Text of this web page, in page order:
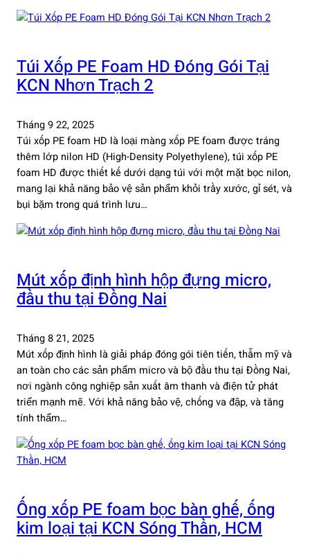
Túi Xốp PE Foam HD Đóng Gói Tại
KCN Nhơn Trạch 2
Tháng 9 22, 2025
Túi xốp PE foam HD là loại màng xốp PE foam được tráng
thêm lớp nilon HD (High-Density Polyethylene), túi xốp PE
foam HD được thiết kế dưới dạng túi với một mặt bọc nilon,
mang lại khả năng bảo vệ sản phẩm khỏi trầy xước, gỉ sét, và
bụi bặm trong quá trình lưu…
Mút xốp định hình hộp đựng micro,
đầu thu tại Đồng Nai
Tháng 8 21, 2025
Mút xốp định hình là giải pháp đóng gói tiên tiến, thẫm mỹ và
an toàn cho các sản phẩm micro và bộ đầu thu tại Đồng Nai,
nơi ngành công nghiệp sản xuất âm thanh và điện tử phát
triển mạnh mẽ. Với khả năng bảo vệ, chống va đập, và tăng
tính thẩm…
Ống xốp PE foam bọc bàn ghế, ống
kim loại tại KCN Sóng Thần, HCM